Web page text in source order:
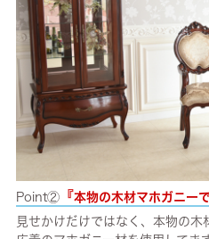
Point②『本物の木材マホガニー
見せかけだけではなく、本物の木